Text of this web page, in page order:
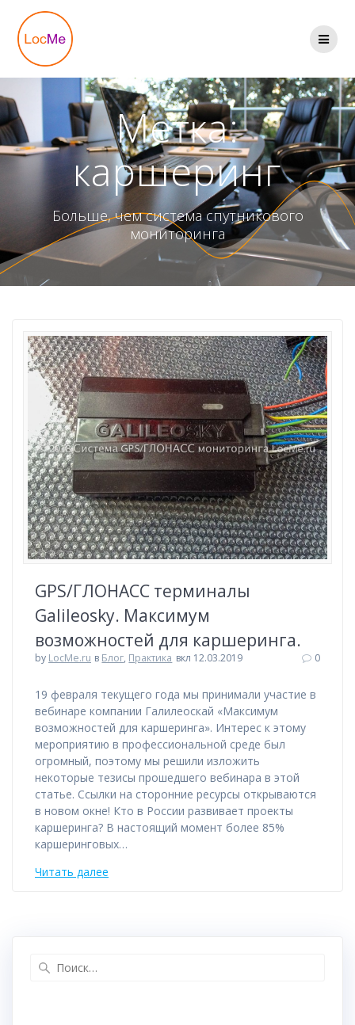
Метка:
каршеринг
Больше, чем система спутникового
мониторинга
GPS/ГЛОНАСС терминалы
Galileosky. Максимум
возможностей для каршеринга.
by LocMe.ru в Блог, Практика вкл 12.03.2019 0
19 февраля текущего года мы принимали участие в
вебинаре компании Галилеоскай «Максимум
возможностей для каршеринга». Интерес к этому
мероприятию в профессиональной среде был
огромный, поэтому мы решили изложить
некоторые тезисы прошедшего вебинара в этой
статье. Ссылки на сторонние ресурсы открываются
в новом окне! Кто в России развивает проекты
каршеринга? В настоящий момент более 85%
каршеринговых…
Читать далее